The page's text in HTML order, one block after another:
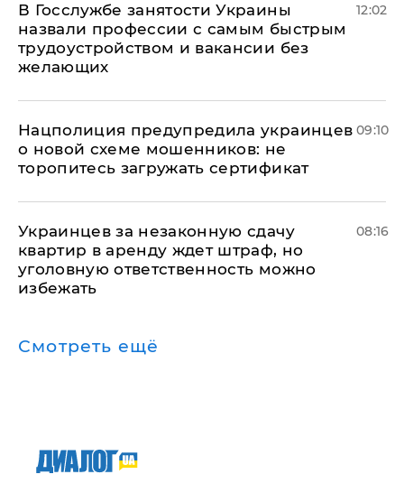
В Госслужбе занятости Украины
назвали профессии с самым быстрым
трудоустройством и вакансии без
желающих
12:02
Нацполиция предупредила украинцев
о новой схеме мошенников: не
торопитесь загружать сертификат
09:10
Украинцев за незаконную сдачу
квартир в аренду ждет штраф, но
уголовную ответственность можно
избежать
08:16
Смотреть ещё